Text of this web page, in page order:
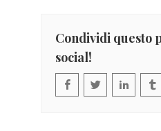
Condividi questo
social!